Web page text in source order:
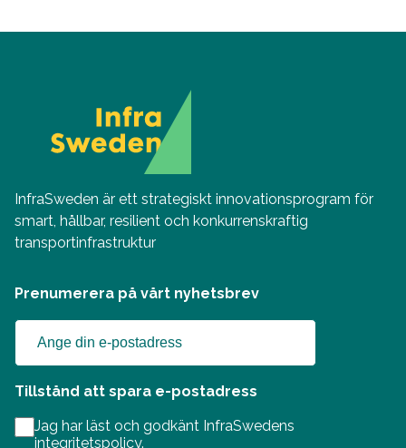
InfraSweden är ett strategiskt innovationsprogram för
smart, hållbar, resilient och konkurrenskraftig
transportinfrastruktur
Prenumerera på vårt nyhetsbrev
Tillstånd att spara e-postadress
Jag har läst och godkänt InfraSwedens
integritetspolicy.